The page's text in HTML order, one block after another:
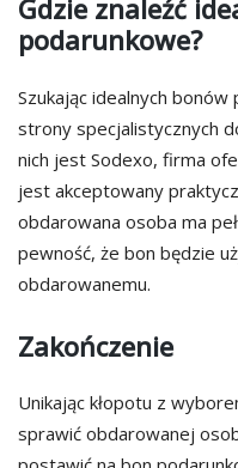
Gdzie znaleźć
podarunkowe?
Szukając idealnych
strony specjalistycznych
nich jest Sodexo, firma
jest akceptowany
obdarowana osoba ma
pewność, że bon będzie
obdarowanemu.
Zakończenie
Unikając kłopotu z
sprawić obdarowanej